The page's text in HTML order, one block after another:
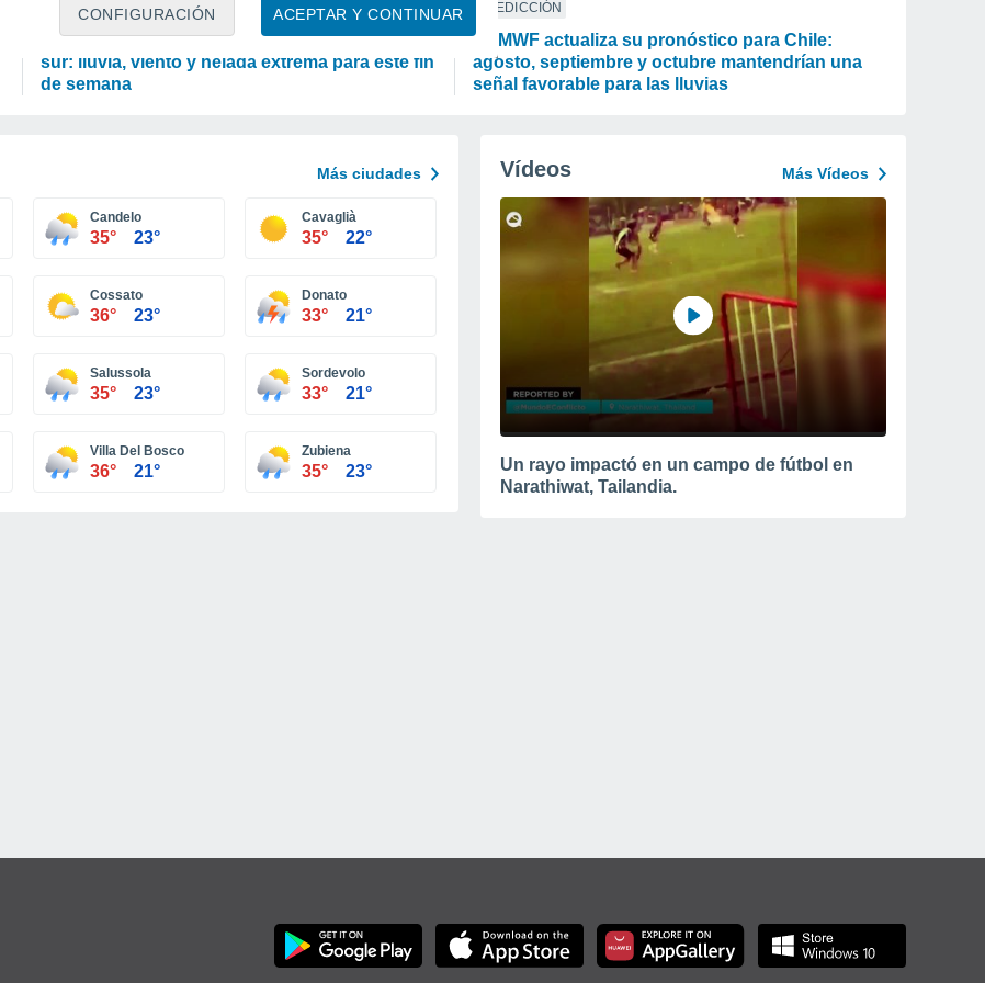
ACEPTAR Y CONTINUAR
CONFIGURACIÓN
PREDICCIÓN
La nieve sorprenderá al valle de Chile centro-
sur: lluvia, viento y helada extrema para este fin
de semana
PREDICCIÓN
ECMWF actualiza su pronóstico para Chile:
agosto, septiembre y octubre mantendrían una
señal favorable para las lluvias
Más ciudades
Candelo
35° 23°
Cavaglià
35° 22°
Cossato
36° 23°
Donato
33° 21°
Salussola
35° 23°
Sordevolo
33° 21°
Villa Del Bosco
36° 21°
Zubiena
35° 23°
Vídeos Más Vídeos
Un rayo impactó en un campo de fútbol en
Narathiwat, Tailandia.